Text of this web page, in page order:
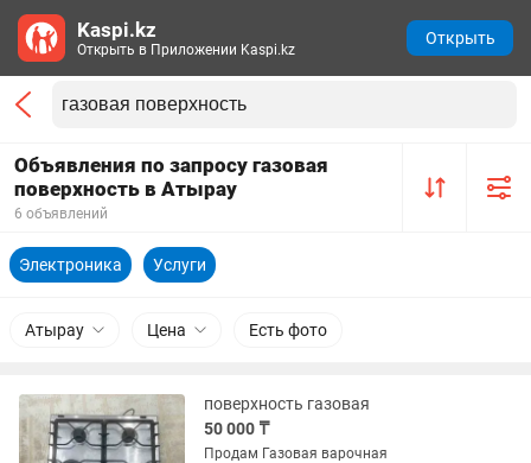
Объявления по запросу газовая
поверхность в Атырау
6 объявлений
Электроника Услуги
Атырау Цена Есть фото
поверхность газовая
50 000 ₸
Продам Газовая варочная
Kaspi.kz
Открыть в Приложении Kaspi.kz
Открыть